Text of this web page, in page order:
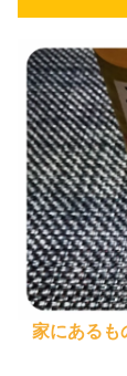
家にあるも